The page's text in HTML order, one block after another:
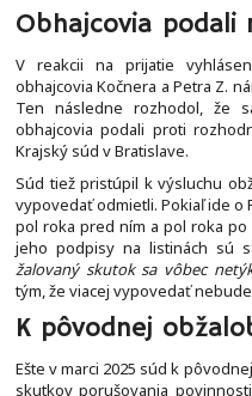
Obhajcovia
V reakcii na prijatie
obhajcovia Kočnera a Petra Z.
Ten následne rozhodol, že
obhajcovia podali proti
Krajský súd v Bratislave.
Súd tiež pristúpil k výsluchu
vypovedať odmietli. Pokiaľ ide o
pol roka pred ním a pol roka
jeho podpisy na listinách sú
žalovaný skutok sa vôbec
tým, že viacej vypovedať
K pôvodnej
Ešte v marci 2025 súd k
skutkov porušovania